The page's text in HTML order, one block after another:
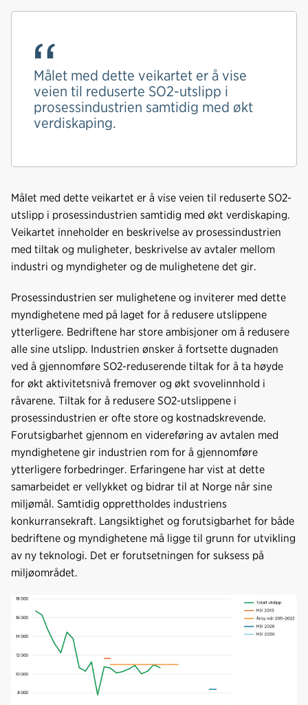
Målet med dette veikartet er å vise
veien til reduserte SO2-utslipp i
prosessindustrien samtidig med økt
verdiskaping.
Målet med dette veikartet er å vise veien til reduserte SO2-
utslipp i prosessindustrien samtidig med økt verdiskaping.
Veikartet inneholder en beskrivelse av prosessindustrien
med tiltak og muligheter, beskrivelse av avtaler mellom
industri og myndigheter og de mulighetene det gir.
Prosessindustrien ser mulighetene og inviterer med dette
myndighetene med på laget for å redusere utslippene
ytterligere. Bedriftene har store ambisjoner om å redusere
alle sine utslipp. Industrien ønsker å fortsette dugnaden
ved å gjennomføre SO2-reduserende tiltak for å ta høyde
for økt aktivitetsnivå fremover og økt svovelinnhold i
råvarene. Tiltak for å redusere SO2-utslippene i
prosessindustrien er ofte store og kostnadskrevende.
Forutsigbarhet gjennom en videreføring av avtalen med
myndighetene gir industrien rom for å gjennomføre
ytterligere forbedringer. Erfaringene har vist at dette
samarbeidet er vellykket og bidrar til at Norge når sine
miljømål. Samtidig opprettholdes industriens
konkurransekraft. Langsiktighet og forutsigbarhet for både
bedriftene og myndighetene må ligge til grunn for utvikling
av ny teknologi. Det er forutsetningen for suksess på
miljøområdet.